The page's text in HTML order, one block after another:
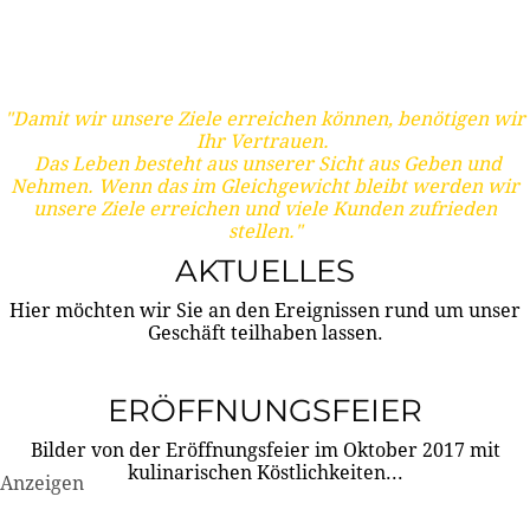
"Damit wir unsere Ziele erreichen können, benötigen wir
Ihr Vertrauen.
Das Leben besteht aus unserer Sicht aus Geben und
Nehmen. Wenn das im Gleichgewicht bleibt werden wir
unsere Ziele erreichen und viele Kunden zufrieden
stellen."
AKTUELLES
Hier möchten wir Sie an den Ereignissen rund um unser
Geschäft teilhaben lassen.
ERÖFFNUNGSFEIER
Bilder von der Eröffnungsfeier im Oktober 2017 mit
kulinarischen Köstlichkeiten...
Anzeigen